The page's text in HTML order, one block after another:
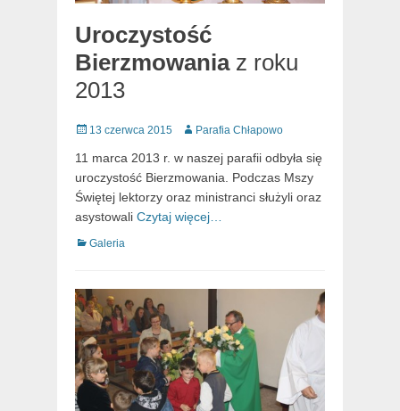
Uroczystość
Bierzmowaniaz roku
2013
Posted
13 czerwca 2015 Author
Parafia Chłapowo
11 marca 2013 r. w naszej parafii odbyła się
uroczystość Bierzmowania. Podczas Mszy
Świętej lektorzy oraz ministranci służyli oraz
asystowali Czytaj więcej…
Categories
Galeria